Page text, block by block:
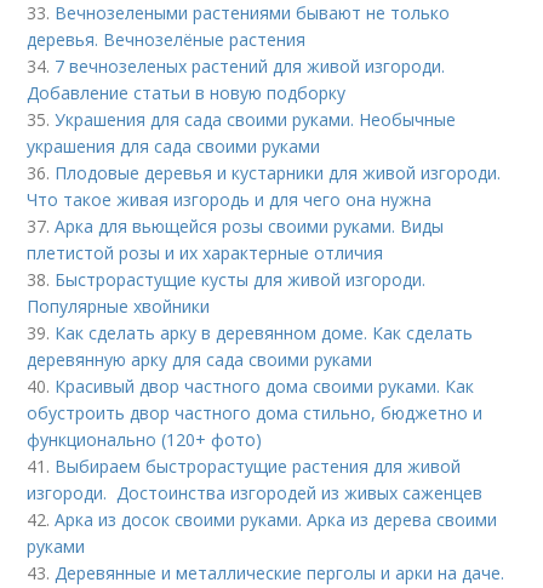
33. Вечнозелеными растениями бывают не только
деревья. Вечнозелёные растения
34. 7 вечнозеленых растений для живой изгороди.
Добавление статьи в новую подборку
35.Украшения для сада своими руками. Необычные
украшения для сада своими руками
36. Плодовые деревья и кустарники для живой изгороди.
Что такое живая изгородь и для чего она нужна
37.Арка для вьющейся розы своими руками. Виды
плетистой розы и их характерные отличия
38. Быстрорастущие кусты для живой изгороди.
Популярные хвойники
39. Как сделать арку в деревянном доме. Как сделать
деревянную арку для сада своими руками
40. Красивый двор частного дома своими руками. Как
обустроить двор частного дома стильно, бюджетно и
функционально (120+ фото)
41. Выбираем быстрорастущие растения для живой
изгороди. Достоинства изгородей из живых саженцев
42.Арка из досок своими руками. Арка из дерева своими
руками
43.Деревянные и металлические перголы и арки на даче.